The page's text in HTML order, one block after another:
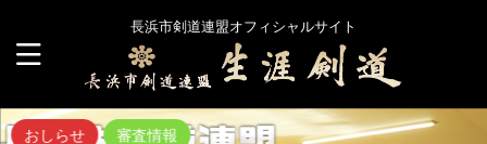
長浜市剣道連盟オフィシャルサイト
おしらせ 審査情報